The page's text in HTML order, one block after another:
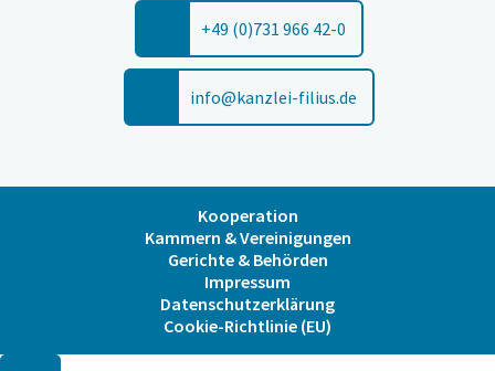
+49 (0)731 966 42-0
info@kanzlei-filius.de
Kooperation
Kammern & Vereinigungen
Gerichte & Behörden
Impressum
Datenschutzerklärung
Cookie-Richtlinie (EU)